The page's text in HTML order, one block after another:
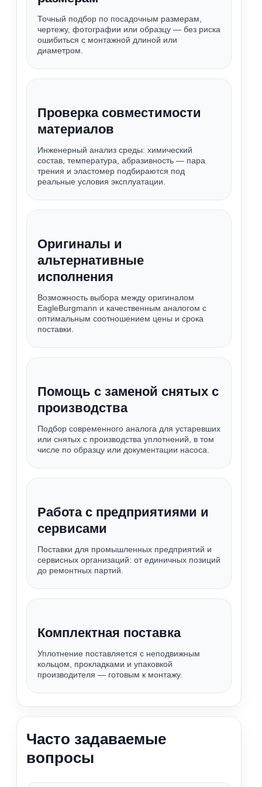
Точный подбор по посадочным размерам,
чертежу, фотографии или образцу — без риска
ошибиться с монтажной длиной или
диаметром.
Проверка совместимости
материалов
Инженерный анализ среды: химический
состав, температура, абразивность — пара
трения и эластомер подбираются под
реальные условия эксплуатации.
Оригиналы и
альтернативные
исполнения
Возможность выбора между оригиналом
EagleBurgmann и качественным аналогом с
оптимальным соотношением цены и срока
поставки.
Помощь с заменой снятых с
производства
Подбор современного аналога для устаревших
или снятых с производства уплотнений, в том
числе по образцу или документации насоса.
Работа с предприятиями и
сервисами
Поставки для промышленных предприятий и
сервисных организаций: от единичных позиций
до ремонтных партий.
Комплектная поставка
Уплотнение поставляется с неподвижным
кольцом, прокладками и упаковкой
производителя — готовым к монтажу.
Часто задаваемые
вопросы